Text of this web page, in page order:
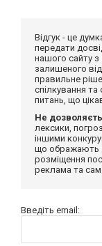
Відгук - це
передати
нашого сайту
залишеного
правильне
спілкування
питань, що
Не
лексики,
іншими
що ображають
розміщення
реклама та
Введіть email: